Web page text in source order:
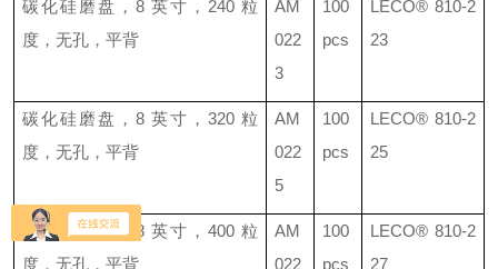
碳化硅磨盘， 8 英寸， 240 粒
度，无孔，平背
AM
022
3
100
pcs
LECO® 810-2
23
碳化硅磨盘， 8 英寸， 320 粒
度，无孔，平背
AM
022
5
100
pcs
LECO® 810-2
25
碳化硅磨盘， 8 英寸， 400 粒
度，无孔，平背
AM
022
100
pcs
LECO® 810-2
27